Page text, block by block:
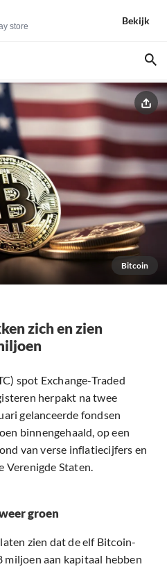
store
Bekijk
Bitcoin
zich en zien
spot Exchange-Traded
herpakt na twee
gelanceerde fondsen
binnengehaald, op een
van verse inflatiecijfers en
Verenigde Staten.
groen
zien dat de elf Bitcoin-
miljoen aan kapitaal hebben